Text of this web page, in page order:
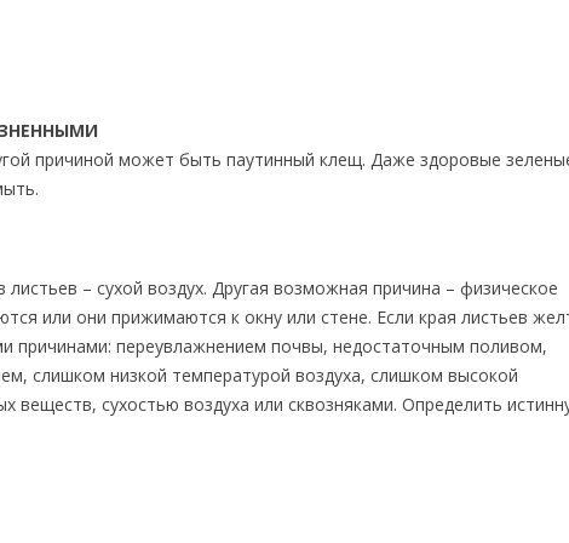
причиной может быть паутинный клещ. Даже здоровые
– сухой воздух. Другая возможная причина – физическое
или они прижимаются к окну или стене. Если края листьев
причинами: переувлажнением почвы, недостаточным поливом,
слишком низкой температурой воздуха, слишком высокой
веществ, сухостью воздуха или сквозняками. Определить